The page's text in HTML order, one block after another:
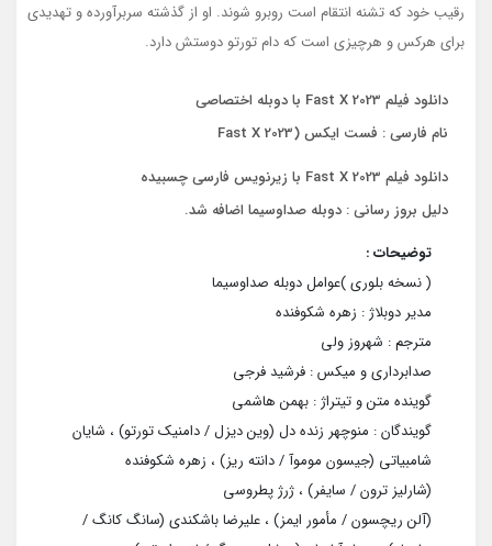
رقیب خود که تشنه انتقام است روبرو شوند. او از گذشته سربرآورده و تهدیدی
برای هرکس و هرچیزی است که دام تورتو دوستش دارد.
دانلود فیلم Fast X 2023 با دوبله اختصاصی
نام فارسی : فست ایکس (Fast X 2023
دانلود فیلم Fast X 2023 با زیرنویس فارسی چسبیده
دلیل بروز رسانی : دوبله صداوسیما اضافه شد.
توضیحات :
( نسخه بلوری )عوامل دوبله صداوسیما
مدیر دوبلاژ : زهره شکوفنده
مترجم : شهروز ولی
صدابرداری و میکس : فرشید فرجی
گوینده متن و تیتراژ : بهمن هاشمی
گویندگان : منوچهر زنده‌ دل (وین دیزل / دامنیک تورتو) ، شایان
شامبیاتی (جیسون موموآ / دانته ریز) ، زهره شکوفنده
(شارلیز ترون / سایفر) ، ژرژ پطروسی
(آلن ریچسون / مأمور ایمز) ، علیرضا باشکندی (سانگ کانگ /